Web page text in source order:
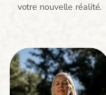
votre nouvelle réalité.